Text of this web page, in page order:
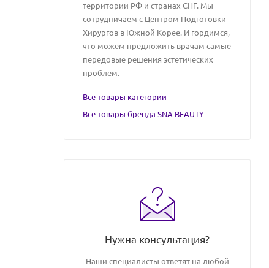
территории РФ и странах СНГ. Мы
сотрудничаем с Центром Подготовки
Хирургов в Южной Корее. И гордимся,
что можем предложить врачам самые
передовые решения эстетических
проблем.
Все товары категории
Все товары бренда SNA BEAUTY
Нужна консультация?
Наши специалисты ответят на любой